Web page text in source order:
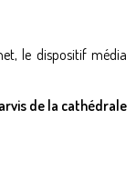
le dispositif média
de la cathédrale